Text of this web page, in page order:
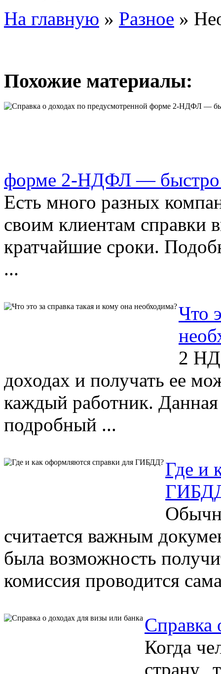
На главную » Разное »
Похожие материалы:
форме 2-НДФЛ — быстро
Есть много разных
своим клиентам
кратчайшие сроки.
...
Что
2
доходах и получать ее
каждый работник. Данная
подробный ...
Где и
считается важным
была возможность
комиссия проводится
Справка
Когда
страну,